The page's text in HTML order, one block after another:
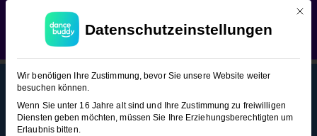
WEDDING SEASON SALE:
Hochzeitstanzkurse!Verwerfen
Bachata (Figuren-Snacks)
Bachata
(Figuren-
Snacks)
15
This content is protected, pleaseloginand
Mit
Datenschutzeinstellungen
Wir benötigen Ihre Zustimmung, bevor Sie unsere Website weiter
besuchen können.
Wenn Sie unter 16 Jahre alt sind und Ihre Zustimmung zu freiwilligen
Diensten geben möchten, müssen Sie Ihre Erziehungsberechtigten um
Erlaubnis bitten.